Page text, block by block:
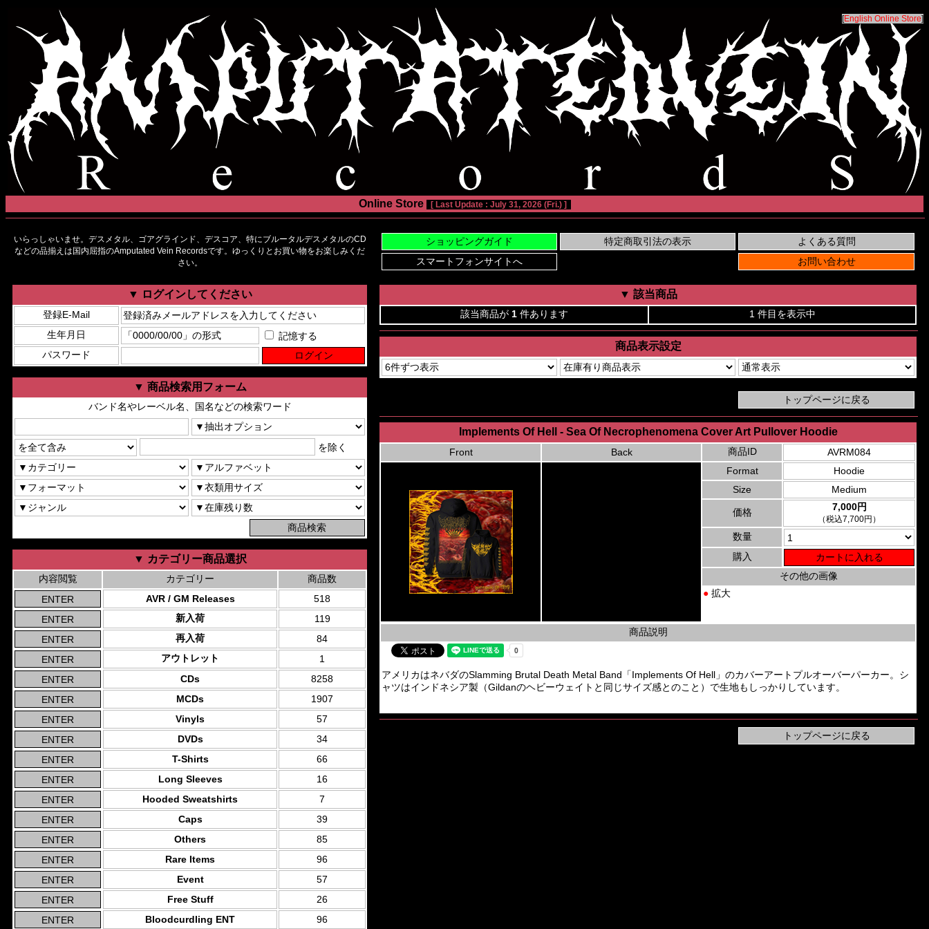
[English Online Store]
Online Store [ Last Update : July 31, 2026 (Fri.) ]
いらっしゃいませ。デスメタル、ゴアグラインド、デスコア、特にブルータルデスメタルのCD
などの品揃えは国内屈指のAmputated Vein Recordsです。ゆっくりとお買い物をお楽しみくだ
さい。
▼ ログインしてください
登録E-Mail
生年月日
記憶する
パスワード
▼ 商品検索用フォーム
バンド名やレーベル名、国名などの検索ワード
を除く
▼ カテゴリー商品選択
内容閲覧 カテゴリー
商品数
AVR / GM Releases
518
新入荷
119
再入荷
84
アウトレット
1
CDs
8258
MCDs
1907
Vinyls
57
DVDs
34
T-Shirts
66
Long Sleeves
16
Hooded Sweatshirts
7
Caps
39
Others
85
Rare Items
96
Event
57
Free Stuff
26
Bloodcurdling ENT
96
▼ 該当商品
該当商品が 1 件あります 1 件目を表示中
商品表示設定
Implements Of Hell - Sea Of Necrophenomena Cover Art Pullover Hoodie
Front Back 商品ID
AVRM084
Format
Hoodie
Size
Medium
価格 7,000円
（税込7,700円）
数量
購入
その他の画像
● 拡大
商品説明
アメリカはネバダのSlamming Brutal Death Metal Band「Implements Of Hell」のカバーアートプルオーバーパーカー。シ
ャツはインドネシア製（Gildanのヘビーウェイトと同じサイズ感とのこと）で生地もしっかりしています。